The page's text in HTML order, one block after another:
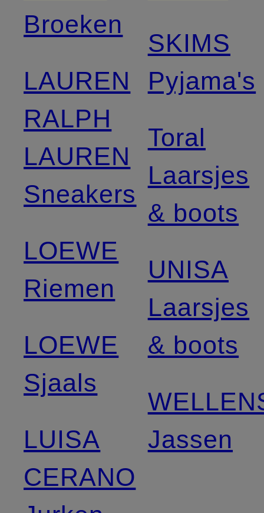
Broeken
LAUREN
RALPH
LAUREN
Sneakers
LOEWE
Riemen
LOEWE
Sjaals
LUISA
CERANO
SKIMS
Pyjama's
Toral
Laarsjes
& boots
UNISA
Laarsjes
& boots
Jassen